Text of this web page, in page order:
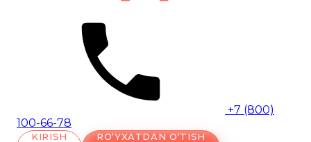
+7 (800)
100-66-78
KIRISH RO‘YXATDAN O‘TISH